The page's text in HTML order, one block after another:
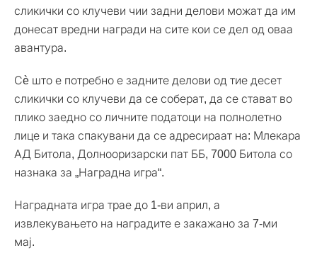
сликички со клучеви чии задни делови можат да им
донесат вредни награди на сите кои се дел од оваа
авантура.
Сè што е потребно е задните делови од тие десет
сликички со клучеви да се соберат, да се стават во
плико заедно со личните податоци на полнолетно
лице и така спакувани да се адресираат на: Млекара
АД Битола, Долнооризарски пат ББ, 7000 Битола со
назнака за „Наградна игра“.
Наградната игра трае до 1-ви април, а
извлекувањето на наградите е закажано за 7-ми
мај.